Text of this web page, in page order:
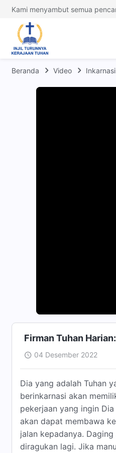
Kami menyambut semua
Beranda Video Inkarnasi
Firman Tuhan
04 Desember 2022
Dia yang adalah Tuhan
berinkarnasi akan
pekerjaan yang ingin
akan dapat membawa
jalan kepadanya.
diragukan lagi. Jika